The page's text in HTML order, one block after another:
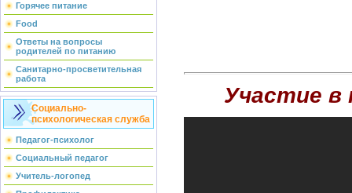
Горячее питание
Food
Ответы на вопросы
родителей по питанию
Санитарно-просветительная
работа
Социально-
психологическая служба
Педагог-психолог
Социальный педагог
Учитель-логопед
Участие в